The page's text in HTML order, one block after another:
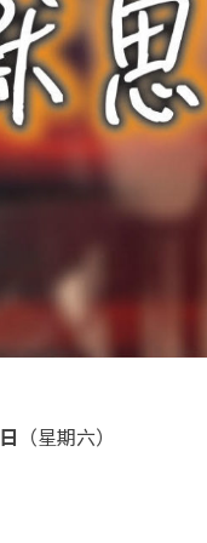
日 （星期六）